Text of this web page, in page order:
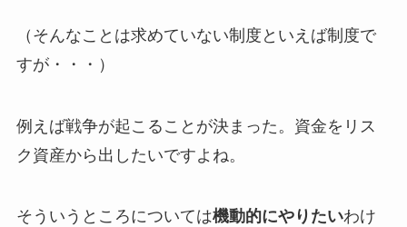
（そんなことは求めていない制度といえば制度で
すが・・・）
例えば戦争が起こることが決まった。資金をリス
ク資産から出したいですよね。
そういうところについては機動的にやりたいわけ